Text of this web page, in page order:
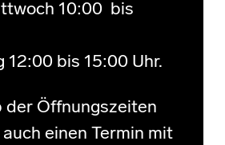
10:00 bis
12:00 bis 15:00 Uhr.
der Öffnungszeiten
einen Termin mit